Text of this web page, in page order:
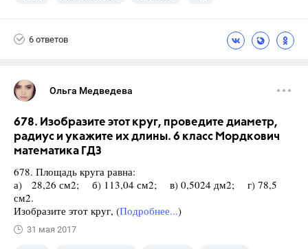
6 ответов
Ольга Медведева
678. Изобразите этот круг, проведите диаметр,
радиус и укажите их длины. 6 класс Мордкович
математика ГДЗ
678. Площадь круга равна:
а) 28,26 см2; б) 113,04 см2; в) 0,5024 дм2; г) 78,5
см2.
Изобразите этот круг, (Подробнее...)
31 мая 2017